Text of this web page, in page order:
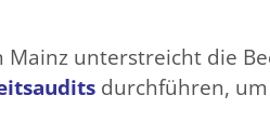
unterstreicht die
durchführen,